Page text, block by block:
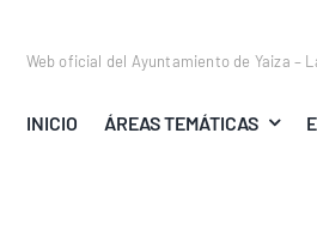
Web oficial del Ayuntamiento de Yaiza –
INICIO ÁREAS TEMÁTICAS